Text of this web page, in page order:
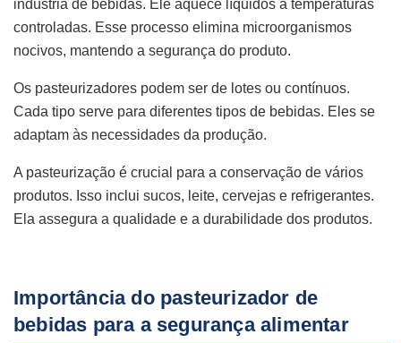
indústria de bebidas. Ele aquece líquidos a temperaturas
controladas. Esse processo elimina microorganismos
nocivos, mantendo a segurança do produto.
Os pasteurizadores podem ser de lotes ou contínuos.
Cada tipo serve para diferentes tipos de bebidas. Eles se
adaptam às necessidades da produção.
A pasteurização é crucial para a conservação de vários
produtos. Isso inclui sucos, leite, cervejas e refrigerantes.
Ela assegura a qualidade e a durabilidade dos produtos.
Importância do pasteurizador de
bebidas para a segurança alimentar